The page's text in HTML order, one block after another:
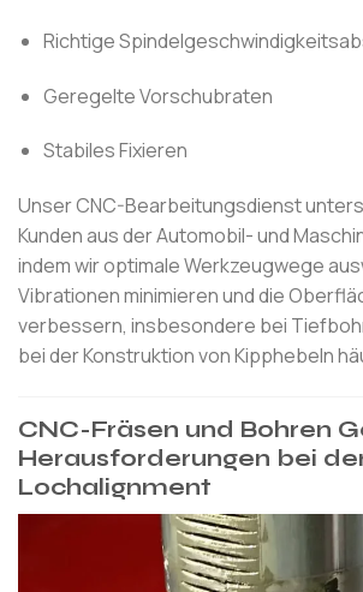
Richtige
Geregelte Vorschubraten
Stabiles Fixieren
Unser CNC-Bearbeitungsdienst
Kunden aus der Automobil- und
indem wir optimale Werkzeugwege
Vibrationen minimieren und die
verbessern, insbesondere bei
bei der Konstruktion von Kipphebeln
CNC-Fräsen und Bohren
Herausforderungen bei
Lochalignment